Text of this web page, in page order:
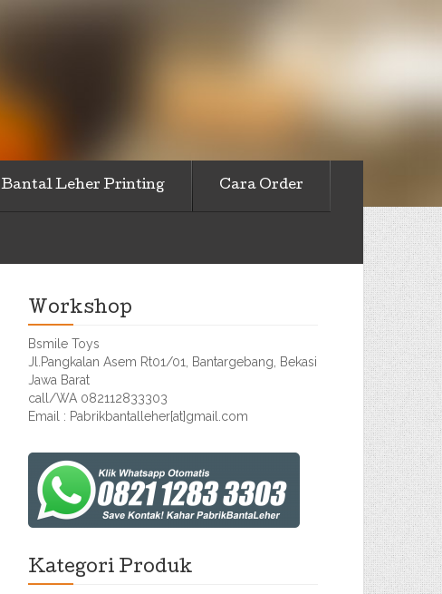
Bantal Leher Printing Cara Order
Workshop
Bsmile Toys
Jl.Pangkalan Asem Rt01/01, Bantargebang, Bekasi
Jawa Barat
call/WA 082112833303
Email : Pabrikbantalleher[at]gmail.com
Kategori Produk